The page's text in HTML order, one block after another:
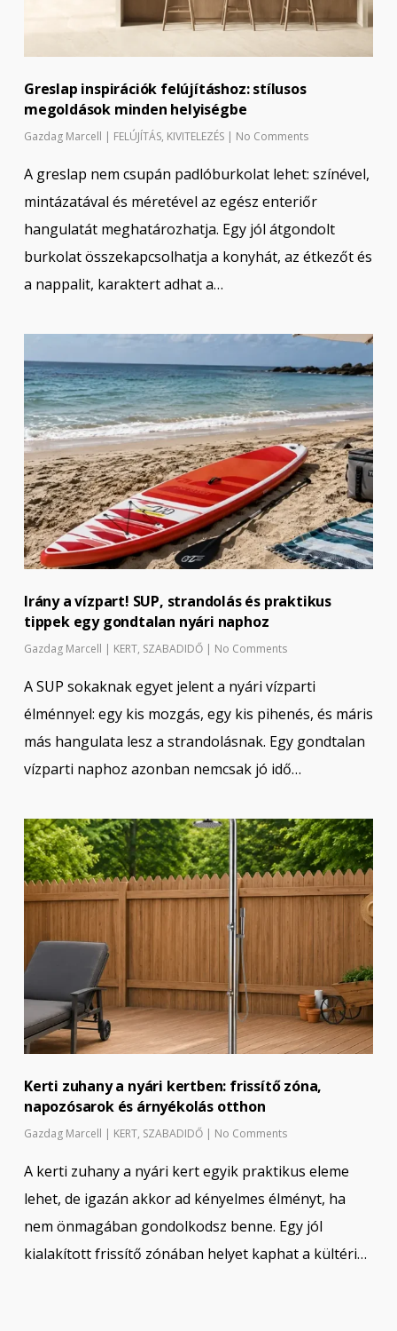
Greslap inspirációk felújításhoz: stílusos
megoldások minden helyiségbe
Gazdag Marcell | FELÚJÍTÁS, KIVITELEZÉS | No Comments
A greslap nem csupán padlóburkolat lehet: színével,
mintázatával és méretével az egész enteriőr
hangulatát meghatározhatja. Egy jól átgondolt
burkolat összekapcsolhatja a konyhát, az étkezőt és
a nappalit, karaktert adhat a…
Irány a vízpart! SUP, strandolás és praktikus
tippek egy gondtalan nyári naphoz
Gazdag Marcell | KERT, SZABADIDŐ | No Comments
A SUP sokaknak egyet jelent a nyári vízparti
élménnyel: egy kis mozgás, egy kis pihenés, és máris
más hangulata lesz a strandolásnak. Egy gondtalan
vízparti naphoz azonban nemcsak jó idő…
Kerti zuhany a nyári kertben: frissítő zóna,
napozósarok és árnyékolás otthon
Gazdag Marcell | KERT, SZABADIDŐ | No Comments
A kerti zuhany a nyári kert egyik praktikus eleme
lehet, de igazán akkor ad kényelmes élményt, ha
nem önmagában gondolkodsz benne. Egy jól
kialakított frissítő zónában helyet kaphat a kültéri…